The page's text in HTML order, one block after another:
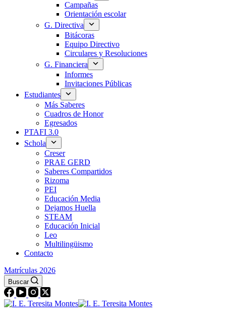
Campañas
Orientación escolar
G. Directiva
Bitácoras
Equipo Directivo
Circulares y Resoluciones
G. Financiera
Informes
Invitaciones Públicas
Estudiantes
Más Saberes
Cuadros de Honor
Egresados
PTAFI 3.0
Schola
Creser
PRAE GERD
Saberes Compartidos
Rizoma
PEI
Educación Media
Dejamos Huella
STEAM
Educación Inicial
Leo
Multilingüismo
Contacto
Matrículas 2026
Buscar